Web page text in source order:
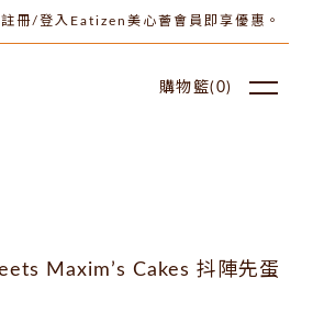
註冊/登入Eatizen美心薈會員即享優惠。
購物籃( 0)
Maxim’s Cakes 抖陣先蛋